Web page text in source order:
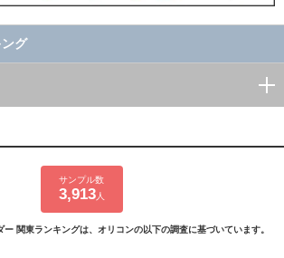
グ
サンプル数
3,913人
関東ランキングは、オリコンの以下の調査に基づいています。